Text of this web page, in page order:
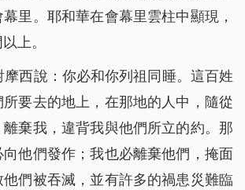
里。耶和華在會幕里雲柱中顯現，
上。
摩西說：你必和你列祖同睡。這百姓
要去的地上，在那地的人中，隨從
棄我，違背我與他們所立的約。那
他們發作；我也必離棄他們，掩面
們被吞滅，並有許多的禍患災難臨